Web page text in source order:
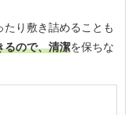
り敷き詰めることも
るので、清潔を保ちな